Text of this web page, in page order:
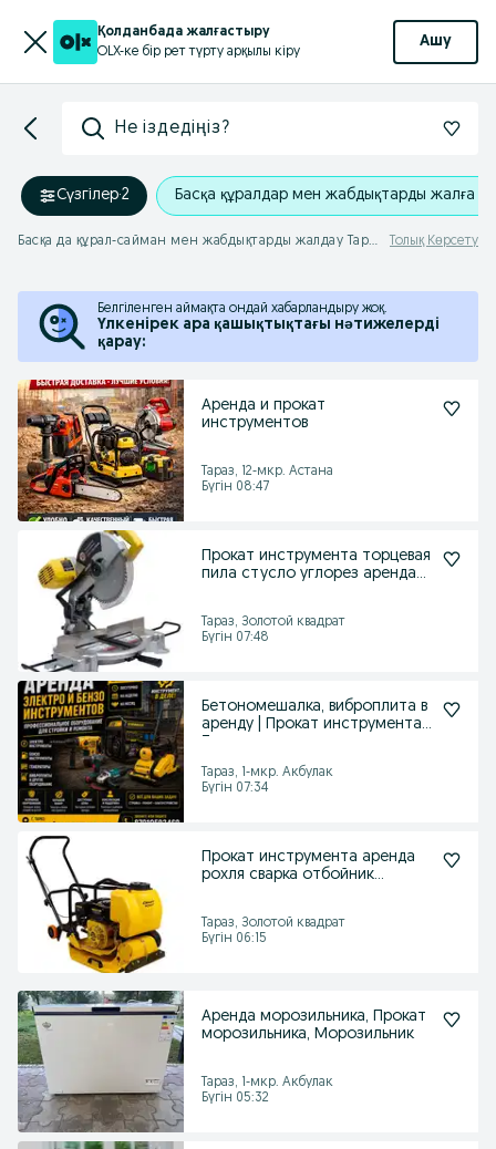
Қолданбада жалғастыру
OLX-ке бір рет түрту арқылы кіру
Ашу
Не іздедіңіз?
Сүзгілер·2 Басқа құралдар мен жабдықтарды жалға
Басқа да құрал-сайман мен жабдықтарды жалдау Тараз - Парақ 2 Толық Көрсету
Белгіленген аймақта ондай хабарландыру жоқ.
Үлкенірек ара қашықтықтағы нәтижелерді
қарау:
Аренда и прокат
инструментов
Тараз, 12-мкр. Астана
Бүгін 08:47
Прокат инструмента торцевая
пила стусло углорез аренда
Тараз, Золотой квадрат
Бүгін 07:48
Бетономешалка, виброплита в
аренду | Прокат инструмента |
Тараз, 1-мкр. Акбулак
Бүгін 07:34
Прокат инструмента аренда
рохля сварка отбойник
Тараз, Золотой квадрат
Бүгін 06:15
Аренда морозильника, Прокат
морозильника, Морозильник
Тараз, 1-мкр. Акбулак
Бүгін 05:32